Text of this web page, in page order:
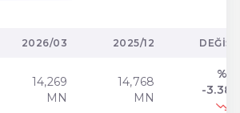
2026/03 2025/12 DEĞIŞIM
14,269
MN
14,768
MN
%
-3.38